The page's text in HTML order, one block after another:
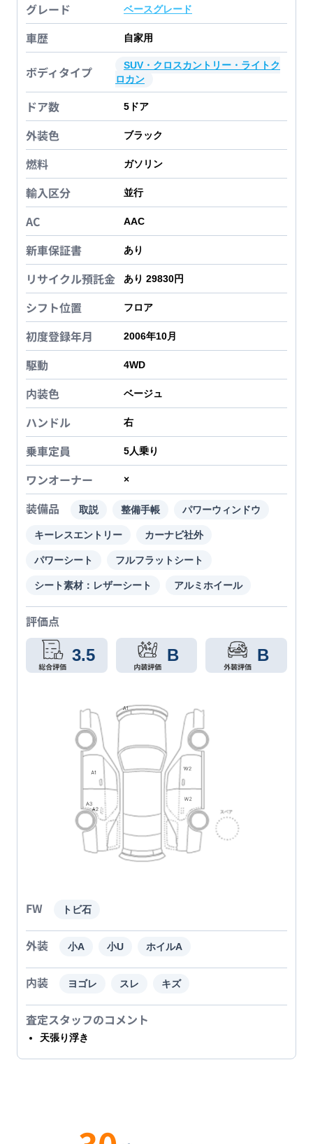
グレード ベースグレード
車歴 自家用
ボディタイプ
SUV・クロスカントリー・ライトク
ロカン
ドア数 5 ドア
外装色 ブラック
燃料 ガソリン
輸入区分 並行
AC AAC
新車保証書 あり
リサイクル預託金 あり 29830円
シフト位置 フロア
初度登録年月 2006年10月
駆動 4WD
内装色 ベージュ
ハンドル 右
乗車定員 5人乗り
ワンオーナー ×
装備品 取説 整備手帳 パワーウィンドウ
キーレスエントリー カーナビ社外
パワーシート フルフラットシート
シート素材：レザーシート アルミホイール
評価点
3.5 B B
FW トビ石
外装 小A 小U ホイルA
内装 ヨゴレ スレ キズ
査定スタッフのコメント
天張り浮き